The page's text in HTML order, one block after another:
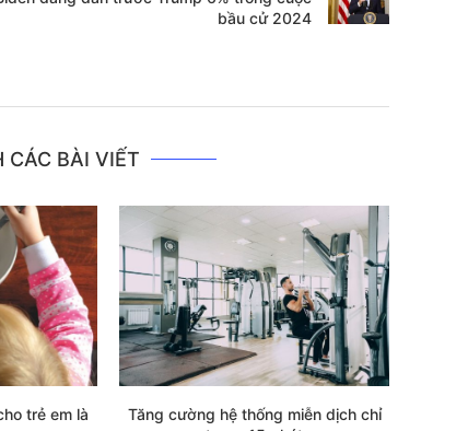
bầu cử 2024
CÁC BÀI VIẾT
trẻ em là
Tăng cường hệ thống miễn dịch chỉ